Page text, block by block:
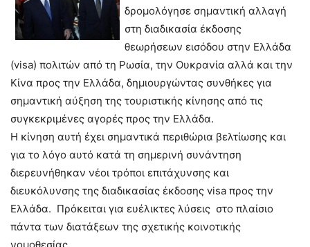
δρομολόγησε σημαντική αλλαγή
στη διαδικασία έκδοσης
θεωρήσεων εισόδου στην Ελλάδα
(visa) πολιτών από τη Ρωσία, την Ουκρανία αλλά και την
Κίνα προς την Ελλάδα, δημιουργώντας συνθήκες για
σημαντική αύξηση της τουριστικής κίνησης από τις
συγκεκριμένες αγορές προς την Ελλάδα.
Η κίνηση αυτή έχει σημαντικά περιθώρια βελτίωσης και
για το λόγο αυτό κατά τη σημερινή συνάντηση
διερευνήθηκαν νέοι τρόποι επιτάχυνσης και
διευκόλυνσης της διαδικασίας έκδοσης visa προς την
Ελλάδα. Πρόκειται για ευέλικτες λύσεις στο πλαίσιο
πάντα των διατάξεων της σχετικής κοινοτικής